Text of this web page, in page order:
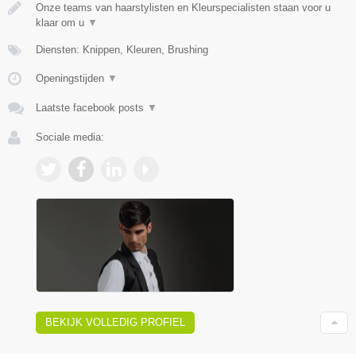
Onze teams van haarstylisten en Kleurspecialisten staan voor u
klaar om u ▼
Diensten: Knippen, Kleuren, Brushing
Openingstijden ▼
Laatste facebook posts ▼
Sociale media:
BEKIJK VOLLEDIG PROFIEL